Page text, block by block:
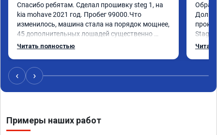
Спасибо ребятам. Сделал прошивку steg 1, на
kia mohave 2021 год. Пробег 99000.Что
изменилось, машина стала на порядок мощнее,
45 дополнительных лошадей существенно
чувствуется и соответственно крутящего
12-12.5. Коробка перестала подпинывать при
наборе скорости. Педаль газа более
отзывчевее. В целом, я очень доволен.!
Читать полностью
Долго
Stage
с
‹ ›
Примеры наших работ